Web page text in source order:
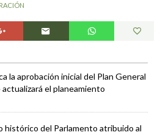
la aprobación inicial del Plan General
el planeamiento
histórico del Parlamento atribuido al